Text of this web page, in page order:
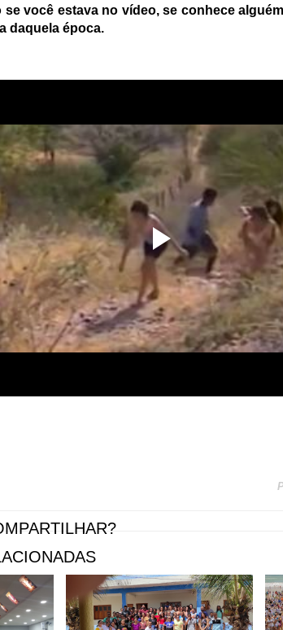
se você estava no vídeo, se conhece
daquela época.